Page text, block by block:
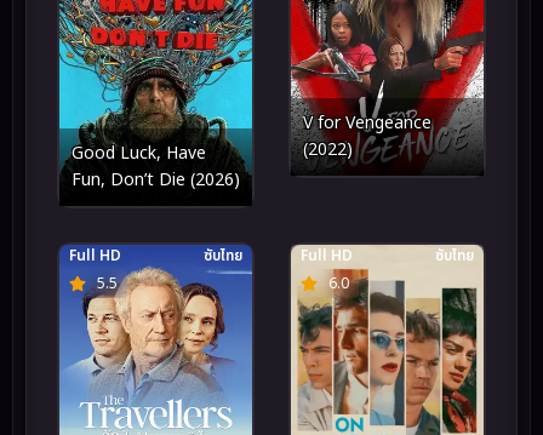
Good Luck, Have
Fun, Don’t Die (2026)
V for Vengeance
(2022)
5.5
Full HD ซับไทย
6.0
Full HD ซับไทย